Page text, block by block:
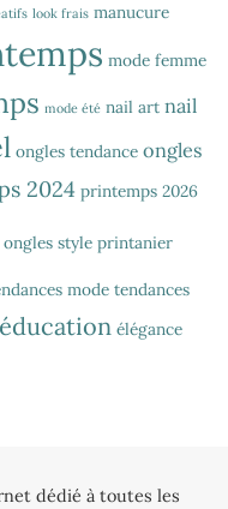
look frais manucure
mode femme
mode été nail art nail
ongles tendance ongles
2024 printemps 2026
ongles style printanier
mode tendances
éducation élégance
dédié à toutes les